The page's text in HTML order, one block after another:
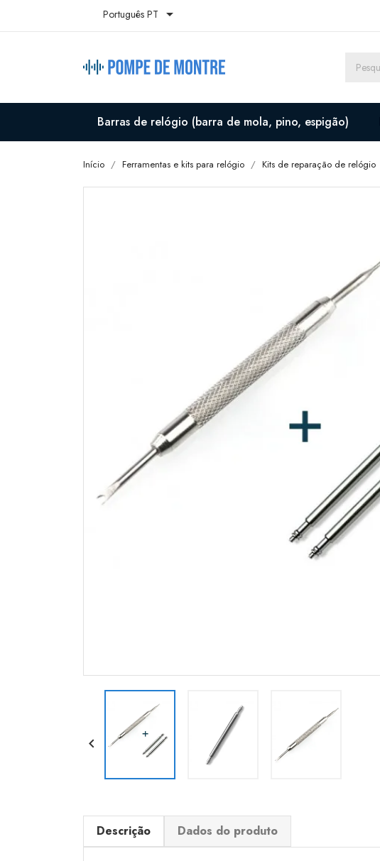
Português PT 
Barras de relógio (barra de mola, pino, espigão)
Início Ferramentas e kits para relógio Kits de reparação de relógio

Descrição Dados do produto